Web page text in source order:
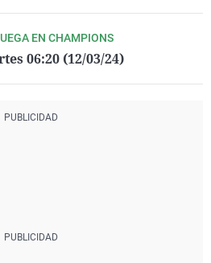
EN CHAMPIONS
06:20 (12/03/24)